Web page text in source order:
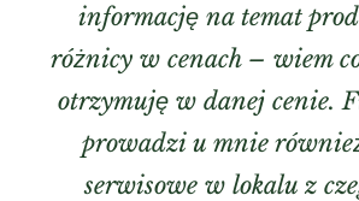
informację na temat
różnicy w cenach – wiem
otrzymuję w danej cenie.
prowadzi u mnie
serwisowe w lokalu z